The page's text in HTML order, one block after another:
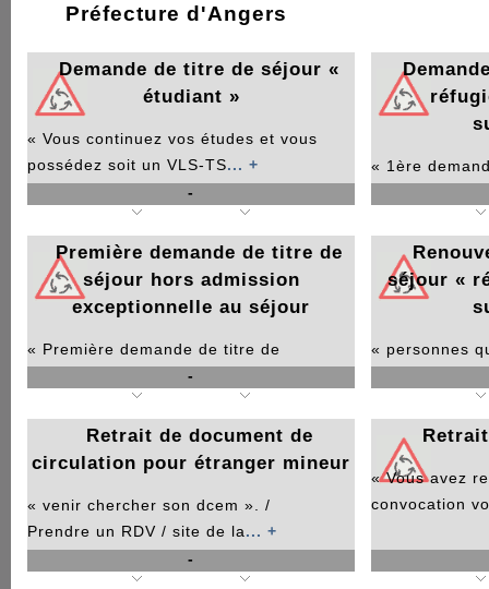
Préfecture d'Angers
Demande de titre de séjour «
étudiant »
« Vous continuez vos études et vous
possédez soit un VLS-TS... +
-
« 1ère
Première demande de titre de
séjour hors admission
exceptionnelle au séjour
« Première demande de titre de
sejour ». La prise de rendez-vous
-
séjour «
« personnes
Retrait de document de
circulation pour étranger mineur
« venir chercher son dcem ». /
Prendre un RDV / site de la... +
-
« Vous avez
convocation